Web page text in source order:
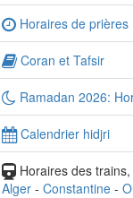
Horaires de prières
Coran et Tafsir
Ramadan 2026:
Calendrier hidjri
Horaires des
Alger - Constantine -